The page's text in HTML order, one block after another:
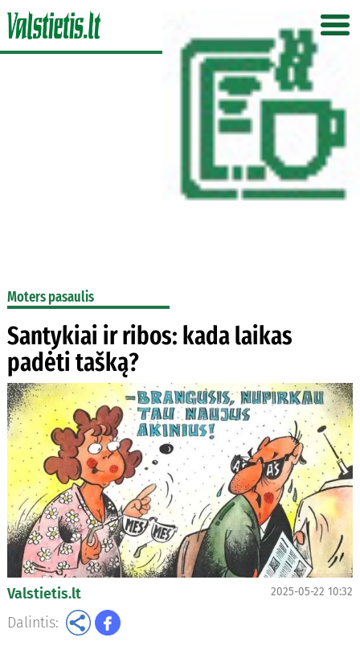
Moters pasaulis
Santykiai ir ribos: kada laikas
padėti tašką?
Valstietis.lt 2025-05-22 10:32
Dalintis: